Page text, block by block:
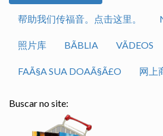
帮助我们传福音。点击这里。
照片库 BÃ­BLIA VÃ­DEOS
FAÃ§A SUA DOAÃ§Ã£O 网上
Buscar no site: